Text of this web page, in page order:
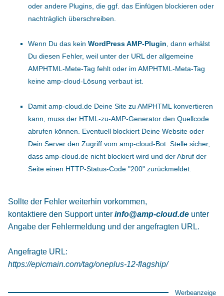
oder andere Plugins, die ggf. das Einfügen blockieren oder
nachträglich überschreiben.
Wenn Du das kein WordPress AMP-Plugin , dann erhälst
Du diesen Fehler, weil unter der URL der allgemeine
AMPHTML-Mete-Tag fehlt oder im AMPHTML-Meta-Tag
keine amp-cloud-Lösung verbaut ist.
Damit amp-cloud.de Deine Site zu AMPHTML konvertieren
kann, muss der HTML-zu-AMP-Generator den Quellcode
abrufen können. Eventuell blockiert Deine Website oder
Dein Server den Zugriff vom amp-cloud-Bot. Stelle sicher,
dass amp-cloud.de nicht blockiert wird und der Abruf der
Seite einen HTTP-Status-Code "200" zurückmeldet.
Sollte der Fehler weiterhin vorkommen,
kontaktiere den Support unter info@amp-cloud.de unter
Angabe der Fehlermeldung und der angefragten URL.
Angefragte URL:
https://epicmain.com/tag/oneplus-12-flagship/
Werbeanzeige